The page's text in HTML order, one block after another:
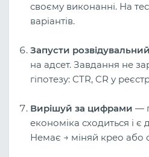
своєму виконанні. На
варіантів.
Запусти
на адсет. Завдання не
гіпотезу: CTR, CR у
Вирішуй за цифрами —
економіка сходиться і
Немає → міняй крео або